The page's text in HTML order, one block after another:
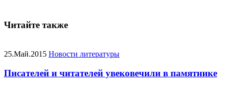
Читайте также
25.Май.2015 Новости литературы
Писателей и читателей увековечили в памятнике